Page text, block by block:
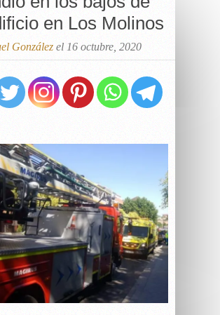
en Los Molinos
González el 16 octubre, 2020